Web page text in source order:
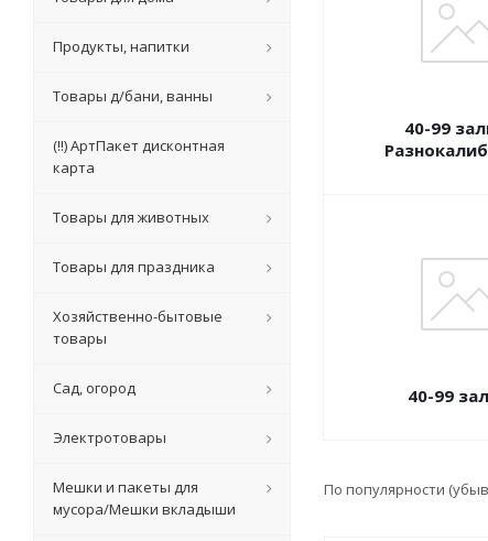
40-99
40-99
По популярности
Продукты, напитки
Товары д/бани, ванны
(!!) АртПакет дисконтная
карта
Товары для животных
Товары для праздника
Хозяйственно-бытовые
товары
Сад, огород
Электротовары
Мешки и пакеты для
мусора/Мешки вкладыши